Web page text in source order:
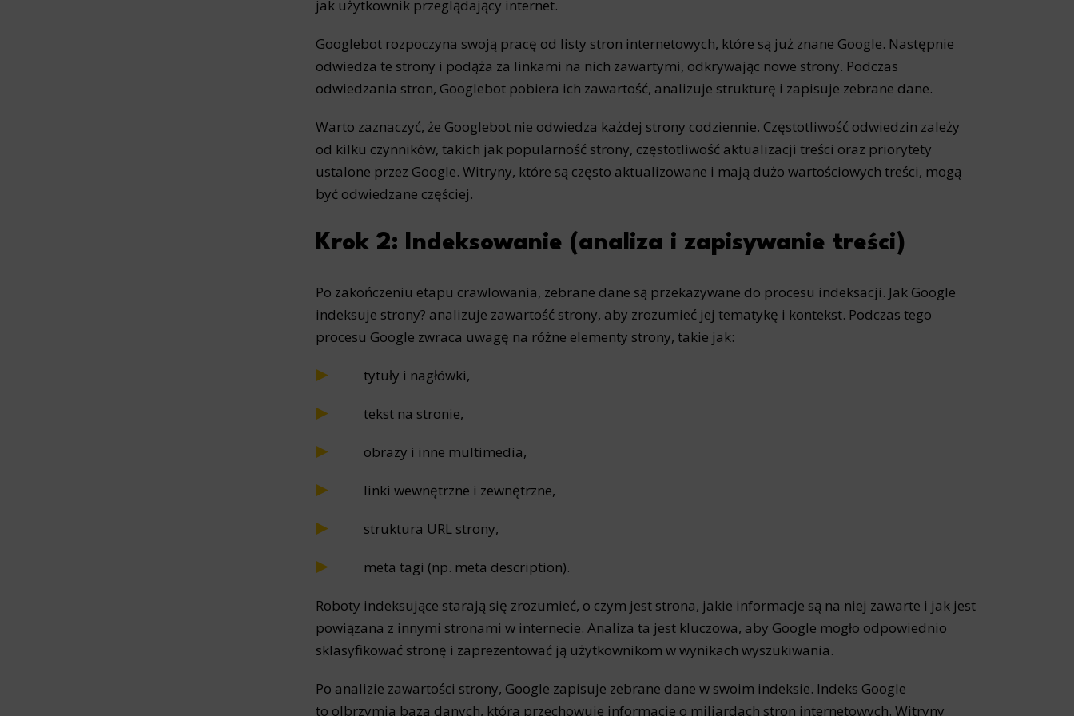
Analytics
create aggregate demographic statistics about users. Analytical cookies and similar technologies allow us to measure the
Scope responsible for displaying personalized ads that may be of interest to the user based on browsing history and habits and
demographic criteria. Also, third-party files that, in conjunction with files installed while browsing other websites, profile the user,
providing him or her with the marketing, advertising and retargeting content deemed most appropriate.
jak użytkownik przeglądający internet.
Googlebot rozpoczyna swoją pracę od listy stron internetowych, które są już znane Google. Następnie
odwiedza te strony i podąża za linkami na nich zawartymi, odkrywając nowe strony. Podczas
odwiedzania stron, Googlebot pobiera ich zawartość, analizuje strukturę i zapisuje zebrane dane.
Warto zaznaczyć, że Googlebot nie odwiedza każdej strony codziennie. Częstotliwość odwiedzin zależy
od kilku czynników, takich jak popularność strony, częstotliwość aktualizacji treści oraz priorytety
ustalone przez Google. Witryny, które są często aktualizowane i mają dużo wartościowych treści, mogą
być odwiedzane częściej.
Krok 2: Indeksowanie (analiza i zapisywanie treści)
Po zakończeniu etapu crawlowania, zebrane dane są przekazywane do procesu indeksacji. Jak Google
indeksuje strony? analizuje zawartość strony, aby zrozumieć jej tematykę i kontekst. Podczas tego
procesu Google zwraca uwagę na różne elementy strony, takie jak:
tytuły i nagłówki,
tekst na stronie,
obrazy i inne multimedia,
linki wewnętrzne i zewnętrzne,
struktura URL strony,
meta tagi (np. meta description).
Roboty indeksujące starają się zrozumieć, o czym jest strona, jakie informacje są na niej zawarte i jak jest
powiązana z innymi stronami w internecie. Analiza ta jest kluczowa, aby Google mogło odpowiednio
sklasyfikować stronę i zaprezentować ją użytkownikom w wynikach wyszukiwania.
Po analizie zawartości strony, Google zapisuje zebrane dane w swoim indeksie. Indeks Google
to olbrzymia baza danych, która przechowuje informacje o miliardach stron internetowych. Witryny